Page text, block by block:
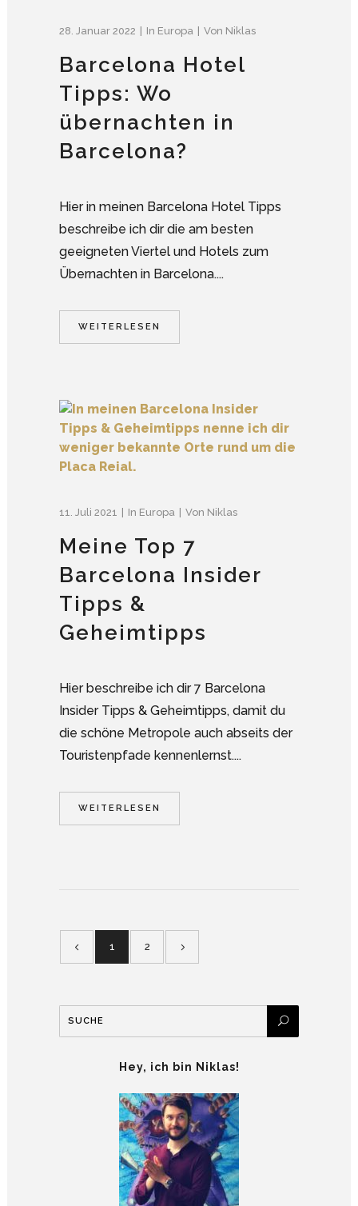
28. Januar 2022 In Europa Von Niklas
Barcelona Hotel
Tipps: Wo
übernachten in
Barcelona?
Hier in meinen Barcelona Hotel Tipps
beschreibe ich dir die am besten
geeigneten Viertel und Hotels zum
Übernachten in Barcelona....
WEITERLESEN
11. Juli 2021 In Europa Von Niklas
Meine Top 7
Barcelona Insider
Tipps &
Geheimtipps
Hier beschreibe ich dir 7 Barcelona
Insider Tipps & Geheimtipps, damit du
die schöne Metropole auch abseits der
Touristenpfade kennenlernst....
WEITERLESEN
1 2
Hey, ich bin Niklas!